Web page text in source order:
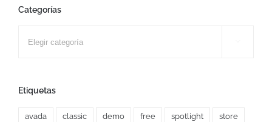
Categorías
Etiquetas
avada classic demo free spotlight store